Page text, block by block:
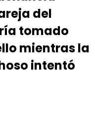
del
tomado
mientras la
intentó